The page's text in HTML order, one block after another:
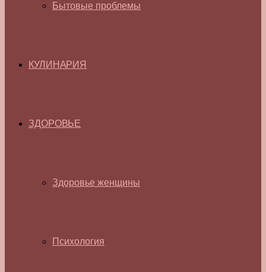
Бытовые проблемы
КУЛИНАРИЯ
ЗДОРОВЬЕ
Здоровье женщины
Психология